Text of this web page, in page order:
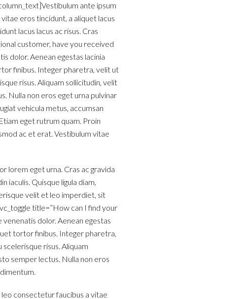
ante ipsum
eros tincidunt, a aliquet lacus
lacus lacus ac risus. Cras
customer, have you received
dolor. Aenean egestas lacinia
finibus. Integer pharetra, velit ut
risus. Aliquam sollicitudin, velit
Nulla non eros eget urna pulvinar
vehicula metus, accumsan
eget rutrum quam. Proin
ac et erat. Vestibulum vitae
lorem eget urna. Cras ac gravida
iaculis. Quisque ligula diam,
velit et leo imperdiet, sit
title=”How can I find your
dolor. Aenean egestas
tortor finibus. Integer pharetra,
risus. Aliquam
semper lectus. Nulla non eros
consectetur faucibus a vitae